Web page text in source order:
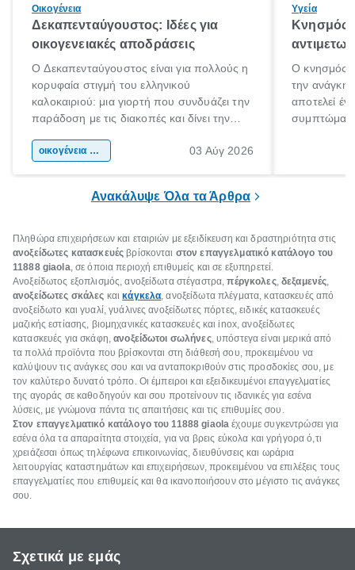
Οικογένεια
Δεκαπενταύγουστος: Ιδέες για
οικογενειακές αποδράσεις
Ο Δεκαπενταύγουστος είναι για πολλούς η
κορυφαία στιγμή του ελληνικού
καλοκαιριού: μια γιορτή που συνδυάζει την
παράδοση με τις διακοπές και δίνει την
χώρας. Είτε πρόκειται για λίγες μέρες
οικογένεια & παιδί 03 Αύγ 2026
Υγεία
Κνησμός:
Ο κνησμός
την ανάγκη
αποτελεί
Ανακάλυψε Όλα τα Άρθρα
Πληθώρα επιχειρήσεων και εταιριών με εξειδίκευση και δραστηριότητα στις
ανοξείδωτες κατασκευέςβρίσκονται στον επαγγελματικό κατάλογο του
11888 giaola, σε όποια περιοχή επιθυμείς και σε εξυπηρετεί.
Ανοξείδωτος εξοπλισμός, ανοξείδωτα στέγαστρα,πέργκολες, δεξαμενές,
ανοξείδωτες σκάλες καικάγκελα, ανοξείδωτα πλέγματα, κατασκευές από
ανοξείδωτο και γυαλί, γυάλινες ανοξείδωτες πόρτες, ειδικές κατασκευές
μαζικής εστίασης, βιομηχανικές κατασκευές και inox, ανοξείδωτες
κατασκευές για σκάφη,ανοξείδωτοι σωλήνες, υπόστεγα είναι μερικά από
τα πολλά προϊόντα που βρίσκονται στη διάθεσή σου, προκειμένου να
καλύψουν τις ανάγκες σου και να ανταποκριθούν στις προσδοκίες σου, με
τον καλύτερο δυνατό τρόπο. Οι έμπειροι και εξειδικευμένοι επαγγελματίες
της αγοράς σε καθοδηγούν και σου προτείνουν τις ιδανικές για εσένα
λύσεις, με γνώμονα πάντα τις απαιτήσεις και τις επιθυμίες σου.
Στον επαγγελματικό κατάλογο του 11888giaola έχουμε συγκεντρώσει για
εσένα όλα τα απαραίτητα στοιχεία, για να βρεις εύκολα και γρήγορα ό,τι
χρειάζεσαι όπως τηλέφωνα επικοινωνίας, διευθύνσεις και ωράρια
λειτουργίας καταστημάτων και επιχειρήσεων, προκειμένου να επιλέξεις τους
επαγγελματίες που επιθυμείς και θα ικανοποιήσουν στο μέγιστο τις ανάγκες
σου.
Σχετικά με εμάς